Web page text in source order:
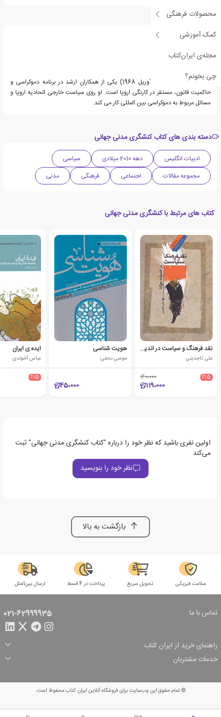
محصولات فرهنگی
کمک آموزشی
مجله‌ی ایران‌کتاب
چی بخونم؟
درباره ریچارد یانگ
ریچارد یانگ (متولد: 10 آوریل 1968) یکی از همکاران ارشد در برنامه دموکراسی و
حاکمیت قانون، مستقر در کارنگی اروپا است. او روی سیاست خارجی اتحادیه اروپا و
مسائل مربوط به دموکراسی بین المللی کار می کند.
دسته بندی های کتاب کنشگری مدنی جهانی
ادبیات انگلیس دهه 2010 میلادی
سیاسی
مجموعه مقالات
اجتماعی فرهنگی مدنی
کتاب های مرتبط با کنشگری مدنی جهانی
نقد فرهنگ و سیاست در اندیشه مولانا
علی تاجدینی
٪15 140،000
119،000
هویت شناسی
موسی نجفی
45،000
ایده ی ایران
عباس آخوندی
٪15
اولین نفری باشید که نظر خود را درباره "کتاب کنشگری مدنی جهانی" ثبت
می‌کند
نظر خود را بنویسید
بازگشت به بالا
سلامت فیزیکی تحویل سریع پرداخت در 4 قسط ارسال بین‌الملل
تماس با ما 021-62999935
راهنمای خرید از ایران کتاب
ثبت سفارش
شرایط ارسال سفارش
شیوه پرداخت
تخفیف‌های خرید
خدمات مشتریان
© تمام حقوق این وب‌سایت برای فروشگاه آنلاین ایران کتاب محفوظ است.